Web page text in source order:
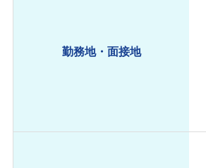
勤務地・面接地